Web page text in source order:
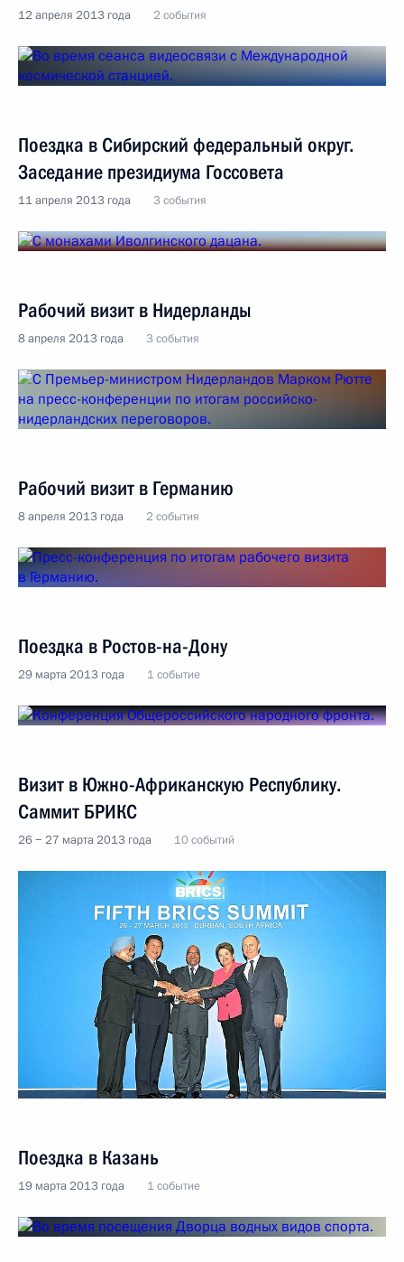
12 апреля 2013 года 2 события
Поездка в Сибирский федеральный округ.
Заседание президиума Госсовета
11 апреля 2013 года 3 события
Рабочий визит в Нидерланды
8 апреля 2013 года 3 события
Рабочий визит в Германию
8 апреля 2013 года 2 события
Поездка в Ростов-на-Дону
29 марта 2013 года 1 событие
Визит в Южно-Африканскую Республику.
Саммит БРИКС
26 − 27 марта 2013 года 10 событий
Поездка в Казань
19 марта 2013 года 1 событие